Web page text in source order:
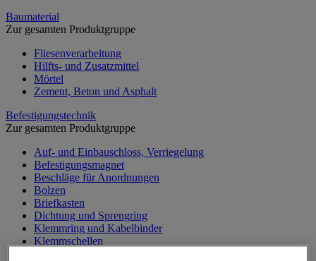
Baumaterial
Zur gesamten Produktgruppe
Fliesenverarbeitung
Hilfts- und Zusatzmittel
Mörtel
Zement, Beton und Asphalt
Befestigungstechnik
Zur gesamten Produktgruppe
Auf- und Einbauschloss, Verriegelung
Befestigungsmagnet
Beschläge für Anordnungen
Bolzen
Briefkasten
Dichtung und Sprengring
Klemmring und Kabelbinder
Klemmschellen